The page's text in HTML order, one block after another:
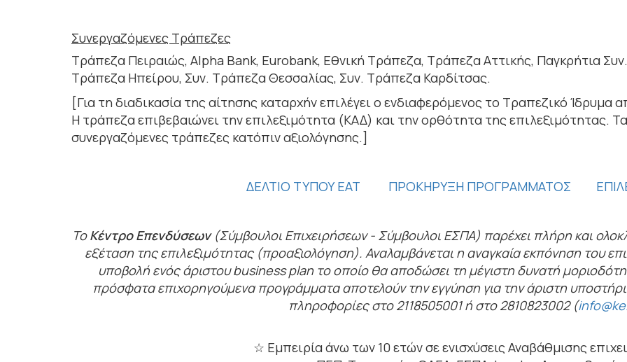
Συνεργαζόμενες Τράπεζες
Τράπεζα Πειραιώς, Alpha Bank, Eurobank, Εθνική Τράπεζα, Τράπεζα Αττικής, Παγκρήτια
Τράπεζα Ηπείρου, Συν. Τράπεζα Θεσσαλίας, Συν. Τράπεζα Καρδίτσας.
[Για τη διαδικασία της αίτησης καταρχήν επιλέγει ο ενδιαφερόμενος το Τραπεζικό Ίδρυμα
Η τράπεζα επιβεβαιώνει την επιλεξιμότητα (ΚΑΔ) και την ορθότητα της επιλεξιμότητας.
συνεργαζόμενες τράπεζες κατόπιν αξιολόγησης.]
ΔΕΛΤΙΟ ΤΥΠΟΥ ΕΑΤ ΠΡΟΚΗΡΥΞΗ ΠΡΟΓΡΑΜΜΑΤΟΣ
ΤοΚέντρο Επενδύσεων(Σύμβουλοι Επιχειρήσεων - Σύμβουλοι ΕΣΠΑ) παρέχει πλήρη και
εξέταση της επιλεξιμότητας (προαξιολόγηση). Αναλαμβάνεται η αναγκαία εκπόνηση του
υποβολή ενός άριστου business plan το οποίο θα αποδώσει τη μέγιστη δυνατή
πρόσφατα επιχορηγούμενα προγράμματα αποτελούν την εγγύηση για την άριστη
πληροφορίες στο 2118505001 ή στο 2810823002 (
☆ Εμπειρία άνω των 10 ετών σε ενισχύσεις Αναβάθμισης